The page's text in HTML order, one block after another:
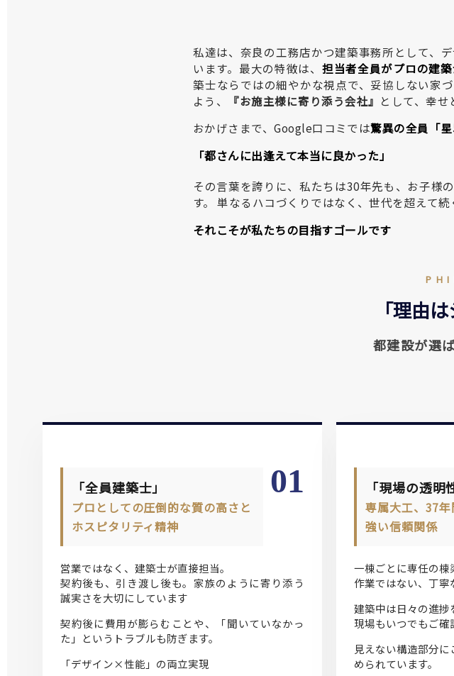
私達は、奈良の工務店かつ建築事務所として、
います。最大の特徴は、 担当者全員がプロの建
築士ならではの細やかな視点で、妥協しない家
よう、
『お施主様に寄り添う会社』 として、幸せ
おかげさまで、Google口コミでは驚異の全員「
「都さんに出逢えて本当に良かった」
その言葉を誇りに、私たちは30年先も、お子様
す。 単なるハコづくりではなく、世代を超えて
それこそが私たちの目指すゴールです
「理由
都建設が選
「全員建築士」
プロとしての圧倒的な質の高さと
ホスピタリティ精神
01
営業ではなく、建築士が直接担当。
契約後も、引き渡し後も。家族のように寄り添う
誠実さを大切にしています
契約後に費用が膨らむことや、「聞いていなかっ
た」というトラブルも防ぎます。
「デザイン×性能」の両立実現
「現場の透明
専属大工、37
強い信頼関係
一棟ごとに専任の
作業ではない、丁寧
建築中は日々の進捗
現場もいつでもご確
見えない構造部分
められています。